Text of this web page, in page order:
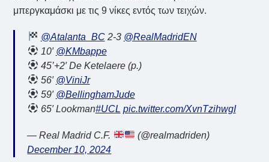
μπεργκαμάσκι με τις 9 νίκες εντός των τειχών.
@Atalanta_BC2-3 @RealMadridEN
10′ @KMbappe
45’+2′ De Ketelaere (p.)
56′ @ViniJr
59′ @BellinghamJude
65′ Lookman#UCL pic.twitter.com/XvnTzihwgI
— Real Madrid C.F.
(@realmadriden)
December 10, 2024